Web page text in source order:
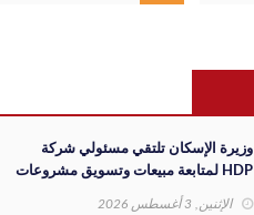
وزيرة الإسكان تلتقي مسئولي شركة
HDP لمتابعة مبيعات وتسويق مشروعات
المدن الجديدة والفرص الاستثمارية
الإثنين, 3 أغسطس 2026